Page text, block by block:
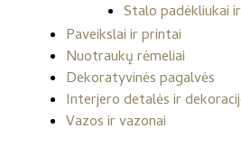
Stalo padėkliukai
Paveikslai ir printai
Nuotraukų rėmeliai
Dekoratyvinės pagalvės
Interjero detalės ir
Vazos ir vazonai